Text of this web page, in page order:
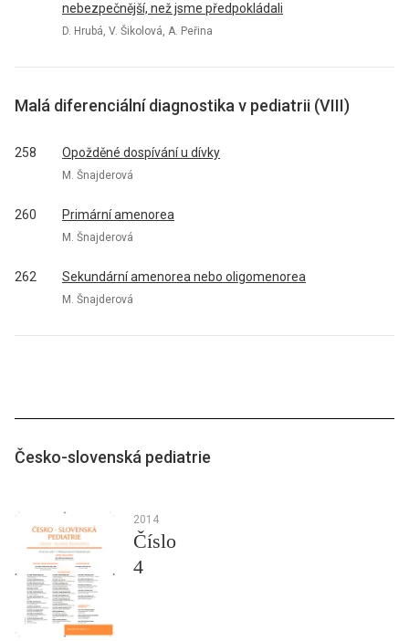
nebezpečnější, než jsme předpokládali
D. Hrubá, V. Šikolová, A. Peřina
Malá diferenciální diagnostika v pediatrii (VIII)
258 Opožděné dospívání u dívky
M. Šnajderová
260 Primární amenorea
M. Šnajderová
262 Sekundární amenorea nebo oligomenorea
M. Šnajderová
Česko-slovenská pediatrie
2014
Číslo
4